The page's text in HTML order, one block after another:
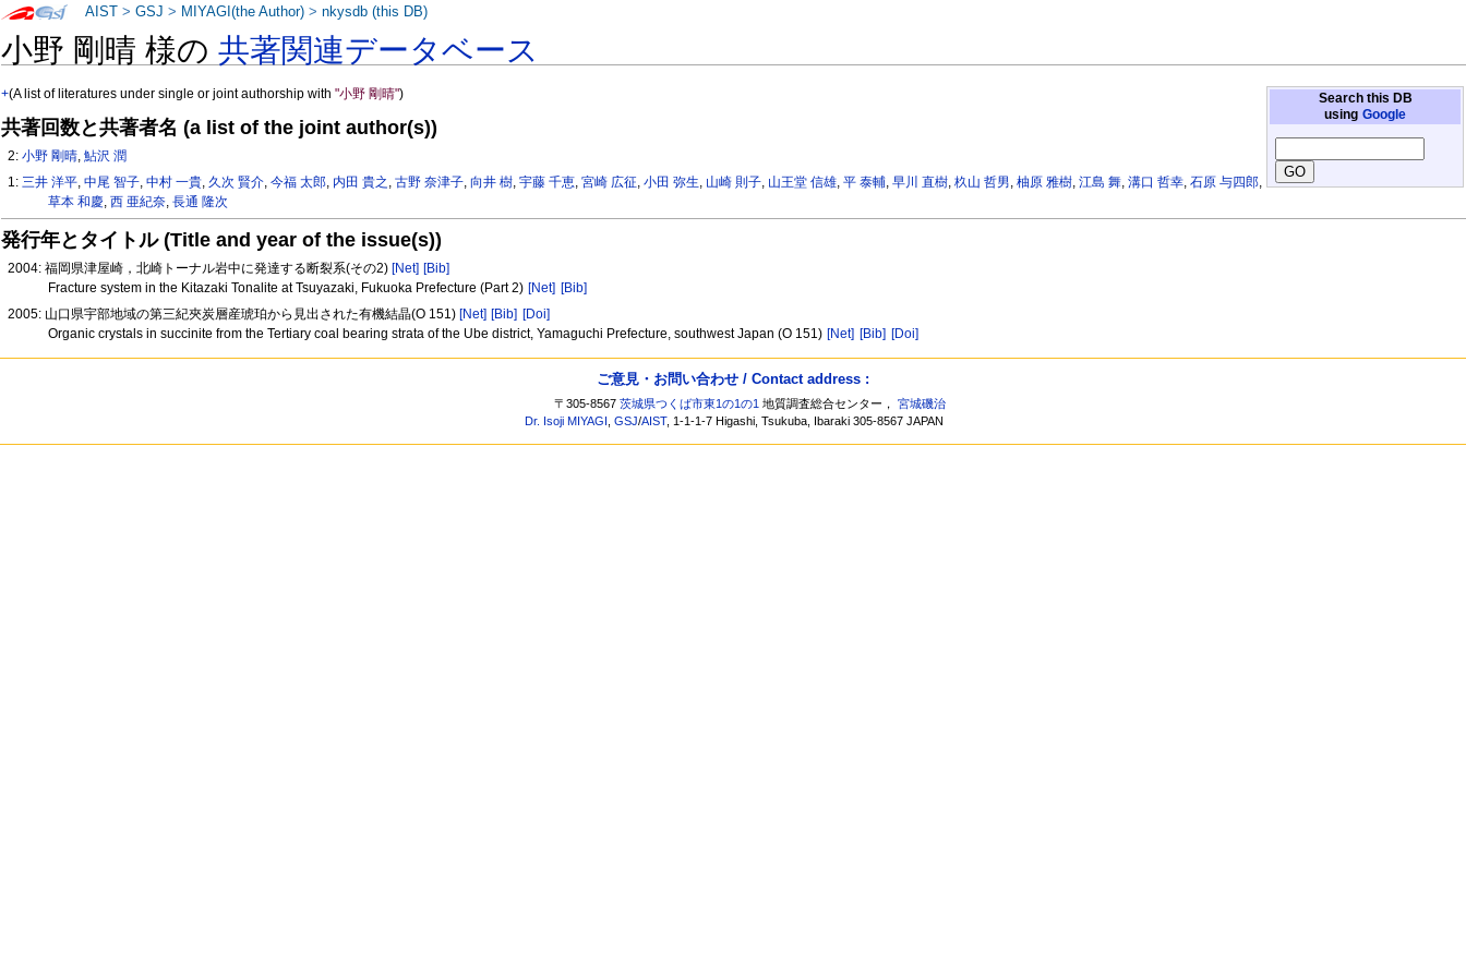
小野 剛晴 様の共著関連データベース
Search this DB
using Google
+(A list of literatures under single or joint authorship with"小野 剛晴")
共著回数と共著者名 (a list of the joint author(s))
2:小野 剛晴,鮎沢 潤
1:三井 洋平,中尾 智子,中村 一貴, 久次 賢介,今福 太郎, 内田 貴之 ,古野 奈津子,向井 樹,宇藤 千恵,宮崎 広征,小田 弥生, 山崎 則子, 山王堂 信雄,平 泰輔,早川 直樹,杦山 哲男,柚原 雅樹,江島 舞,溝口 哲幸,石原 与四郎,
草本 和慶, 西 亜紀奈, 長通 隆次
発行年とタイトル (Title and year of the issue(s))
2004: 福岡県津屋崎，北崎トーナル岩中に発達する断裂系(その2) [Net] [Bib]
Fracture system in the Kitazaki Tonalite at Tsuyazaki, Fukuoka Prefecture (Part 2) [Net] [Bib]
2005: 山口県宇部地域の第三紀夾炭層産琥珀から見出された有機結晶(O 151) [Net] [Bib] [Doi]
Organic crystals in succinite from the Tertiary coal bearing strata of the Ube district, Yamaguchi Prefecture, southwest Japan (O 151) [Net] [Bib] [Doi]
AIST >GSJ > MIYAGI(the Author) >nkysdb (this DB)
ご意見・お問い合わせ / Contact address :
〒305-8567茨城県つくば市東1の1の1 地質調査総合センター，宮城磯治
Dr. Isoji MIYAGI ,GSJ/AIST, 1-1-1-7 Higashi, Tsukuba, Ibaraki 305-8567 JAPAN